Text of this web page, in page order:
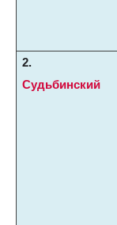
2.
Судьбинский